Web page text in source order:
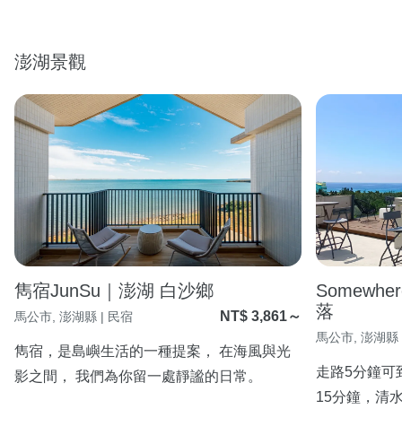
澎湖景觀
雋宿JunSu｜澎湖 白沙鄉
馬公市, 澎湖縣 | 民宿 NT$ 3,861～
雋宿，是島嶼生活的一種提案， 在海風與光
影之間， 我們為你留一處靜謐的日常。
落
馬公市, 澎湖縣
走路5分鐘可
15分鐘，清